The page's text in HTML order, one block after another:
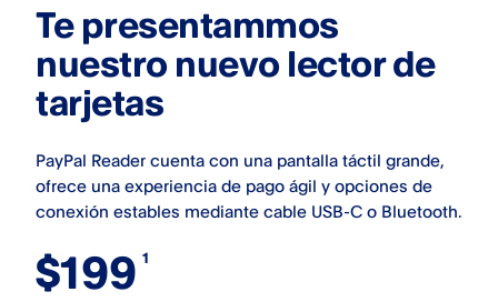
Te presentammos
nuestro nuevo lector de
tarjetas
PayPal Reader cuenta con una pantalla táctil grande,
ofrece una experiencia de pago ágil y opciones de
conexión estables mediante cable USB-C o Bluetooth.
$199